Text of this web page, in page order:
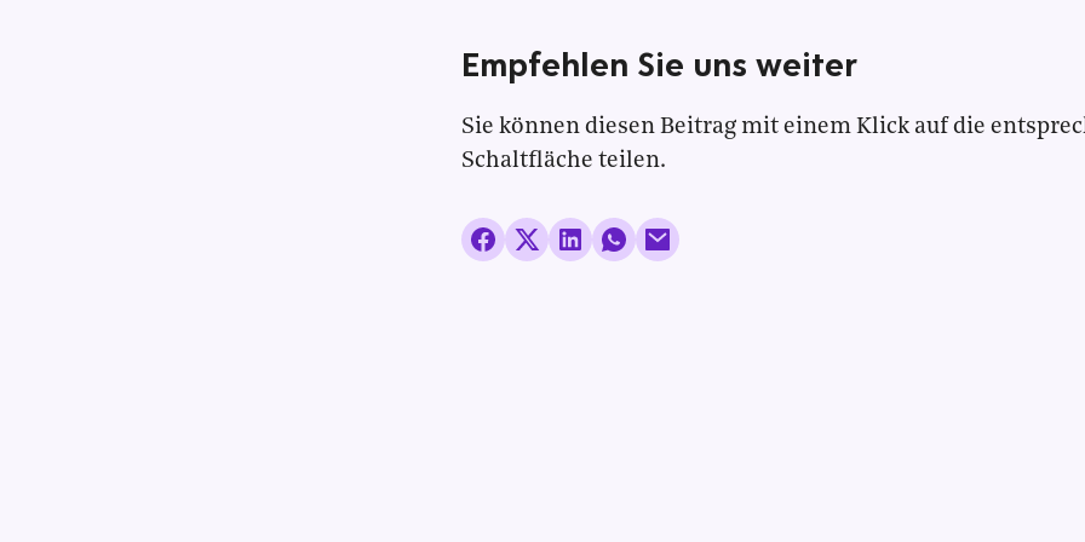
Empfehlen Sie uns weiter
Sie können diesen Beitrag mit einem Klick auf die
Schaltfläche teilen.